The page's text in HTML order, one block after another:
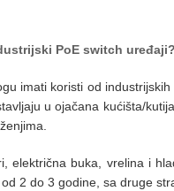
PoE switch uređaji?
imati koristi od
u ojačana kućišta/
električna buka, vrelina i
2 do 3 godine, sa druge